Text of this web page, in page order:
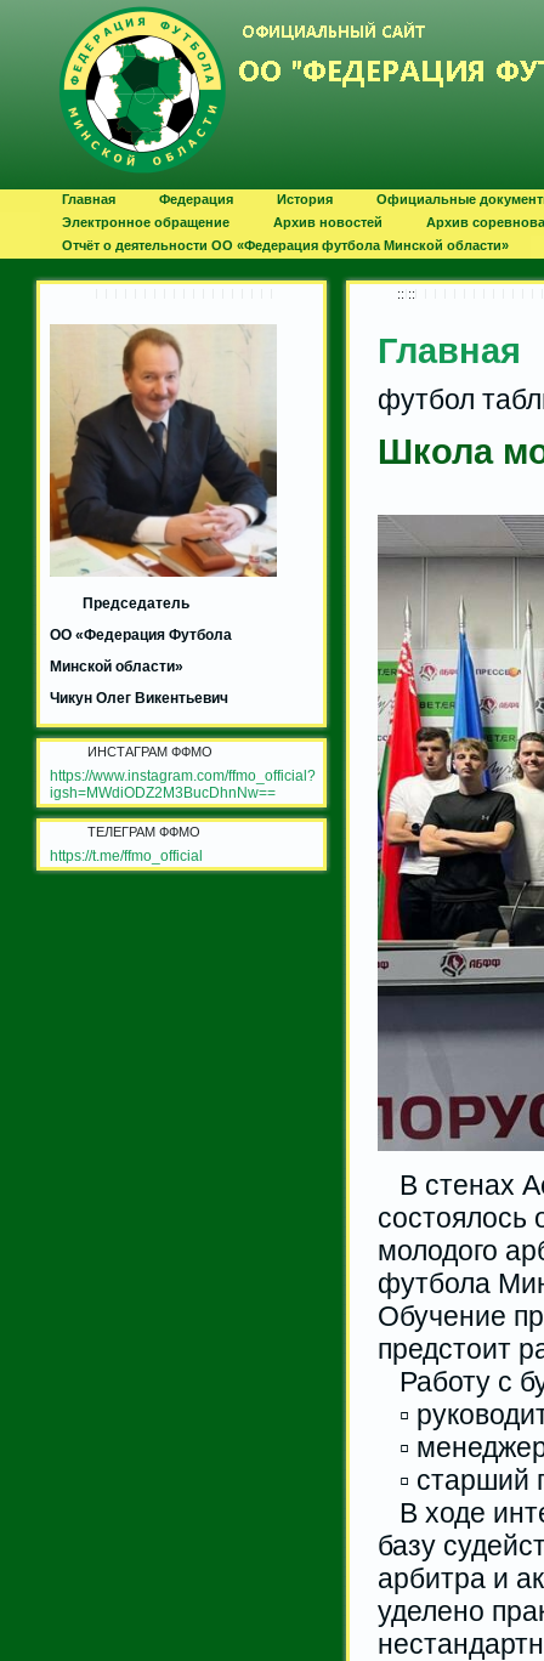
Главная Федерация История
Официальные
Электронное обращение
Архив новостей
Архив
Отчёт о деятельности ОО «Федерация футбола Минской области»
Председатель
ОО «Федерация Футбола
Минской области»
Чикун Олег Викентьевич
ИНСТАГРАМ ФФМО
https://www.instagram.com/ffmo_official?
igsh=MWdiODZ2M3BucDhnNw==
ТЕЛЕГРАМ ФФМО
https://t.me/ffmo_official
:: ::
Главная
футбол
Школа
В стенах
состоялось
молодого
футбола
Обучение
предстоит
Работу с
▫️
▫️
▫️ старший
В ходе
базу
арбитра и
уделено